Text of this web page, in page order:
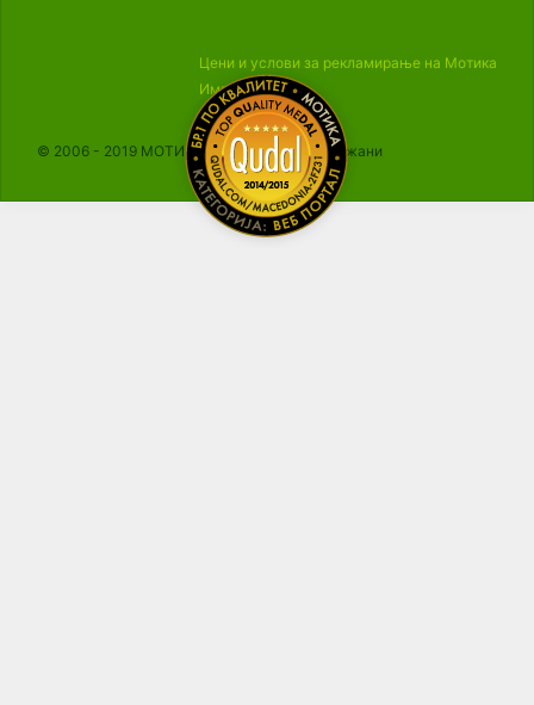
Цени и услови за рекламирање на Мотика
Импресум
© 2006 - 2019 МОТИКА, Сите права се задржани